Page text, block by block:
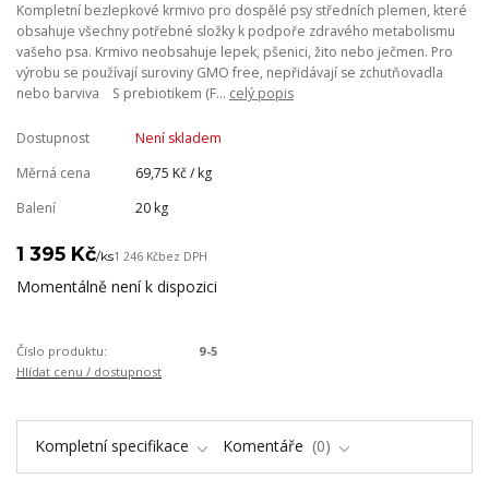
Kompletní bezlepkové krmivo pro dospělé psy středních plemen, které
obsahuje všechny potřebné složky k podpoře zdravého metabolismu
vašeho psa. Krmivo neobsahuje lepek, pšenici, žito nebo ječmen. Pro
výrobu se používají suroviny GMO free, nepřidávají se zchutňovadla
nebo barviva S prebiotikem (F... celý popis
Dostupnost
Není skladem
Měrná cena
69,75 Kč / kg
Balení
20 kg
1 395 Kč/ks1 246 Kčbez DPH
Momentálně není k dispozici
Číslo produktu:
9-5
Hlídat cenu / dostupnost
Kompletní specifikace Komentáře 0